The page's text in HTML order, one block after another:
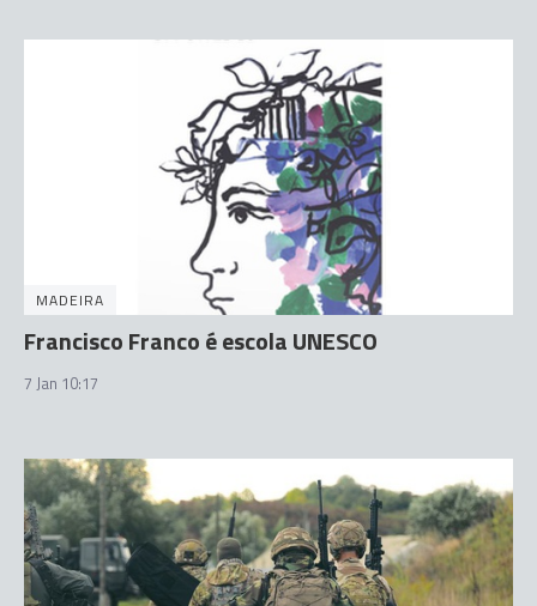
MADEIRA
Francisco Franco é escola UNESCO
7 Jan 10:17